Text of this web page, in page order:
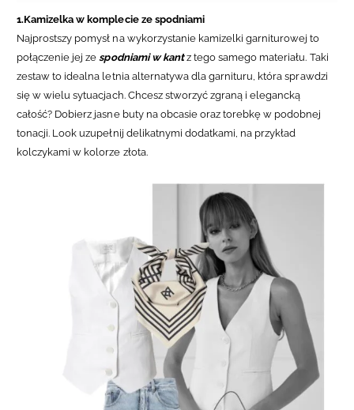
1.Kamizelka w komplecie ze spodniami
Najprostszy pomysł na wykorzystanie kamizelki garniturowej to
połączenie jej zespodniami w kant z tego samego materiału. Taki
zestaw to idealna letnia alternatywa dla garnituru, która sprawdzi
się w wielu sytuacjach. Chcesz stworzyć zgraną i elegancką
całość? Dobierz jasne buty na obcasie oraz torebkę w podobnej
tonacji. Look uzupełnij delikatnymi dodatkami, na przykład
kolczykami w kolorze złota.